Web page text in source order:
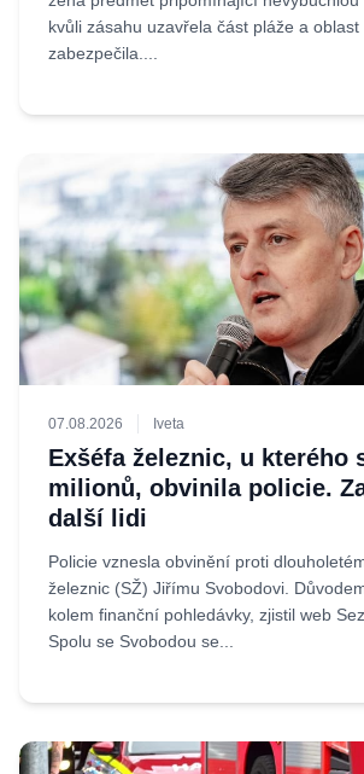
kvůli zásahu uzavřela část pláže a
zabezpečila....
07.08.2026 Iveta
Exšéfa železnic, u kterého
milionů, obvinila policie.
další lidi
Policie vznesla obvinění proti
železnic (SŽ) Jiřímu Svobodovi.
kolem finanční pohledávky, zjistil web
Spolu se Svobodou se...